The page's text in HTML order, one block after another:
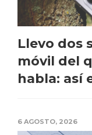
Llevo dos
móvil del
habla: así
6 AGOSTO, 2026